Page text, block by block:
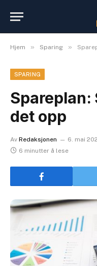
Hjem » Sparing »
SPARING
Spareplan:
det opp
Av Redaksjonen 6. mai
6 minutter å lese